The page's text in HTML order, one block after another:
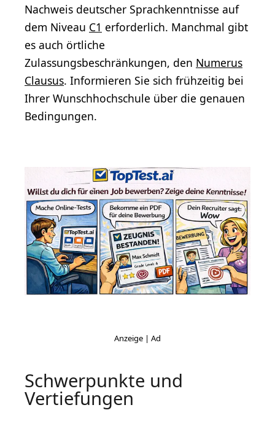
Nachweis deutscher Sprachkenntnisse auf
dem Niveau C1 erforderlich. Manchmal gibt
es auch örtliche
Zulassungsbeschränkungen, den Numerus
Clausus. Informieren Sie sich frühzeitig bei
Ihrer Wunschhochschule über die genauen
Bedingungen.
Schwerpunkte und
Vertiefungen